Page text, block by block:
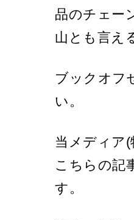
品のチェー
山とも言え
ブックオフ
い。
当メディア
こちらの記
す。